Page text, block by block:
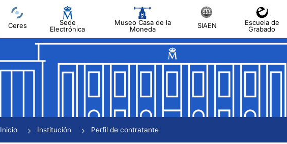
Ceres
Sede
Electrónica
Museo Casa de la
Moneda
SIAEN
Escuela de
Grabado
Mostrar/Ocultar
Mostrar/Ocultar
Inicio Institución Perfil de contratante